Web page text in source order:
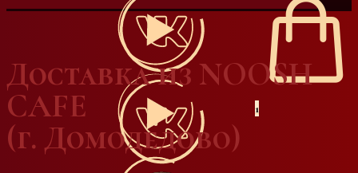
1
Доставка из NOOSH
CAFE
(г. Домодедово)